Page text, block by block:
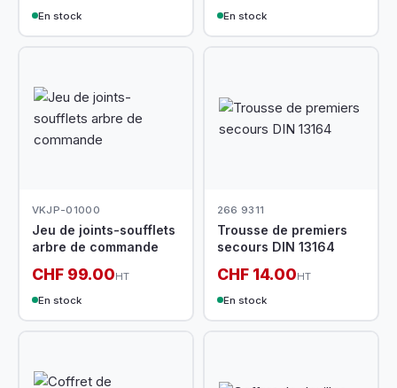
En stock
En stock
VKJP-01000
Jeu de joints-soufflets
arbre de commande
CHF 99.00HT
En stock
266 9311
Trousse de premiers
secours DIN 13164
CHF 14.00HT
En stock